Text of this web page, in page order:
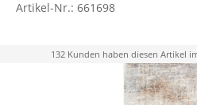
Artikel-Nr.: 661698
132 Kunden haben diesen Artikel